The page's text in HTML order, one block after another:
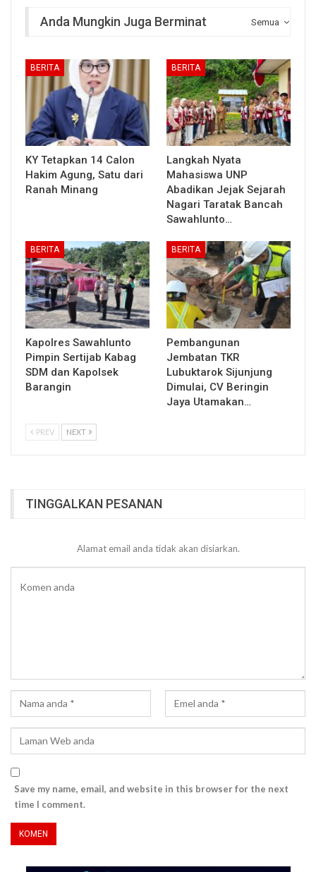
Semua
Anda Mungkin Juga Berminat
BERITA
KY Tetapkan 14 Calon
Hakim Agung, Satu dari
Ranah Minang
BERITA
Langkah Nyata
Mahasiswa UNP
Abadikan Jejak Sejarah
Nagari Taratak Bancah
Sawahlunto…
BERITA
Kapolres Sawahlunto
Pimpin Sertijab Kabag
SDM dan Kapolsek
Barangin
BERITA
Pembangunan
Jembatan TKR
Lubuktarok Sijunjung
Dimulai, CV Beringin
Jaya Utamakan…
PREV NEXT
TINGGALKAN PESANAN
Alamat email anda tidak akan disiarkan.
Save my name, email, and website in this browser for the next
time I comment.